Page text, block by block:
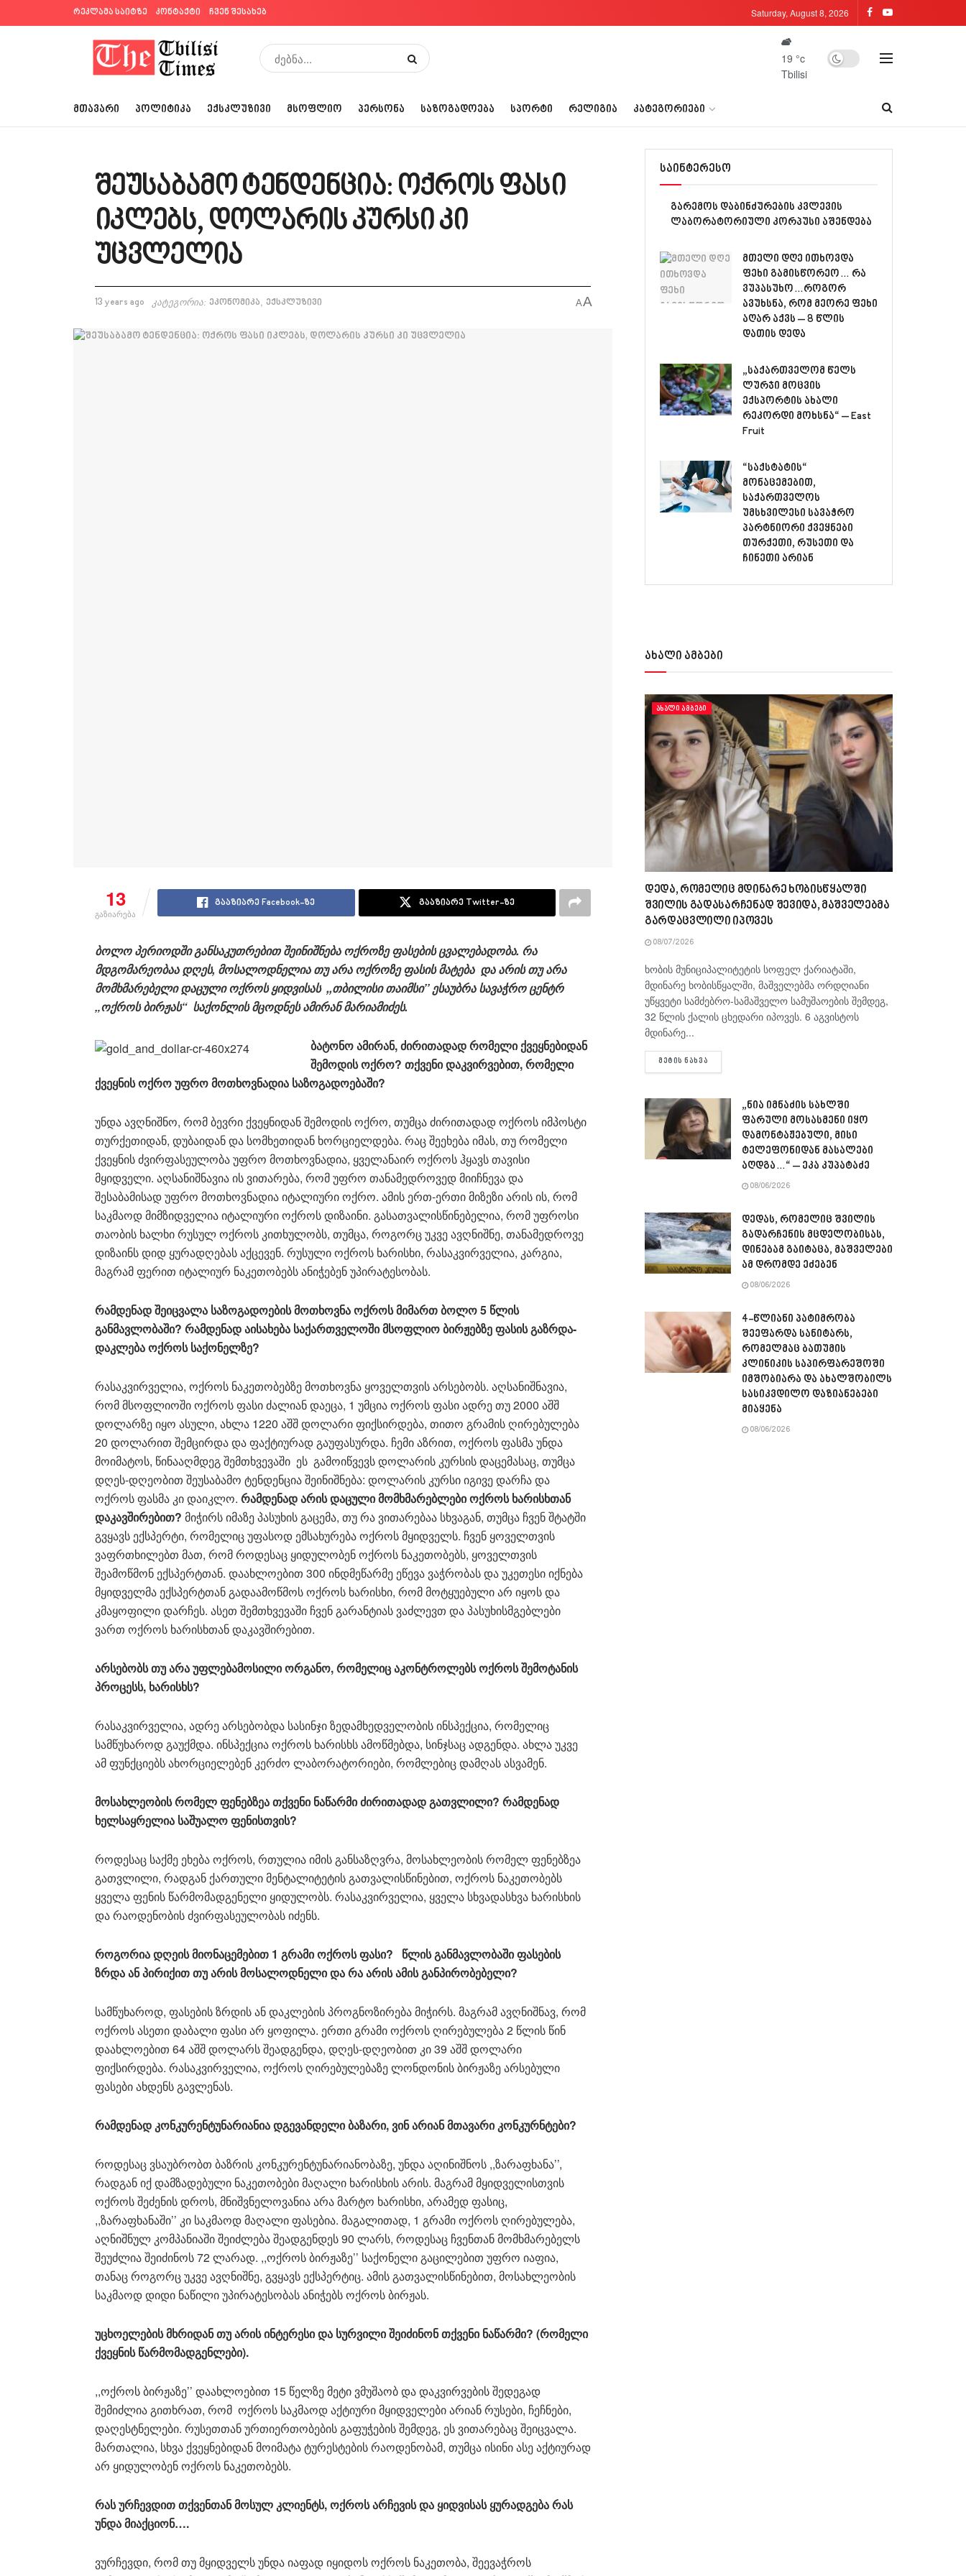
რეკლამა საიტზე კონტაქტი ჩვენ შესახებ Saturday, August 8, 2026
19 °c
Tbilisi
ᲛᲗᲐᲕᲐᲠᲘ ᲞᲝᲚᲘᲢᲘᲙᲐ ᲔᲥᲡᲙᲚᲣᲖᲘᲕᲘ ᲛᲡᲝᲤᲚᲘᲝ ᲞᲔᲠᲡᲝᲜᲐ ᲡᲐᲖᲝᲒᲐᲓᲝᲔᲑᲐ ᲡᲞᲝᲠᲢᲘ ᲠᲔᲚᲘᲒᲘᲐ ᲙᲐᲢᲔᲒᲝᲠᲘᲔᲑᲘ
შეუსაბამო ტენდენცია: ოქროს ფასი
იკლებს, დოლარის კურსი კი
უცვლელია
13 years ago კატეგორია: ეკონომიკა, ექსკლუზივი AA
13
გაზიარება
გააზიარე Facebook-ზე გააზიარე Twitter-ზე
ბოლო პერიოდში განსაკუთრებით შეინიშნება ოქროზე ფასების ცვალებადობა. რა
მდგომარეობაა დღეს, მოსალოდნელია თუ არა ოქროზე ფასის მატება და არის თუ არა
მომხმარებელი დაცული ოქროს ყიდვისას ,,თბილისი თაიმსი’’ ესაუბრა სავაჭრო ცენტრ
„ოქროს ბირჟას“ საქონლის მცოდნეს ამირან მარიამიძეს.
ბატონო ამირან, ძირითადად რომელი ქვეყნებიდან
შემოდის ოქრო? თქვენი დაკვირვებით, რომელი
ქვეყნის ოქრო უფრო მოთხოვნადია საზოგადოებაში?
უნდა ავღნიშნო, რომ ბევრი ქვეყნიდან შემოდის ოქრო, თუმცა ძირითადად ოქროს იმპოსტი
თურქეთიდან, დუბაიდან და სომხეთიდან ხორციელდება. რაც შეეხება იმას, თუ რომელი
ქვეყნის ძვირფასეულობა უფრო მოთხოვნადია, ყველანაირ ოქროს ჰყავს თავისი
მყიდველი. აღსანიშნავია ის ვითარება, რომ უფრო თანამედროვედ მიიჩნევა და
შესაბამისად უფრო მოთხოვნადია იტალიური ოქრო. ამის ერთ-ერთი მიზეზი არის ის, რომ
საკმაოდ მიმზიდველია იტალიური ოქროს დიზაინი. გასათვალისწინებელია, რომ უფროსი
თაობის ხალხი რუსულ ოქროს კითხულობს, თუმცა, როგორც უკვე ავღნიშნე, თანამედროვე
დიზაინს დიდ ყურადღებას აქცევენ. რუსული ოქროს ხარისხი, რასაკვირველია, კარგია,
მაგრამ ფერით იტალიურ ნაკეთობებს ანიჭებენ უპირატესობას.
რამდენად შეიცვალა საზოგადოების მოთხოვნა ოქროს მიმართ ბოლო 5 წლის
განმავლობაში? რამდენად აისახება საქართველოში მსოფლიო ბირჟებზე ფასის გაზრდა-
დაკლება ოქროს საქონელზე?
რასაკვირველია, ოქროს ნაკეთობებზე მოთხოვნა ყოველთვის არსებობს. აღსანიშნავია,
რომ მსოფლიოში ოქროს ფასი ძალიან დაეცა, 1 უმცია ოქროს ფასი ადრე თუ 2000 აშშ
დოლარზე იყო ასული, ახლა 1220 აშშ დოლარი ფიქსირდება, თითო გრამის ღირებულება
20 დოლარით შემცირდა და ფაქტიურად გაუფასურდა. ჩემი აზრით, ოქროს ფასმა უნდა
მოიმატოს, წინააღმდეგ შემთხვევაში ეს გამოიწვევს დოლარის კურსის დაცემასაც, თუმცა
დღეს-დღეობით შეუსაბამო ტენდენცია შეინიშნება: დოლარის კურსი იგივე დარჩა და
ოქროს ფასმა კი დაიკლო. რამდენად არის დაცული მომხმარებლები ოქროს ხარისხთან
დაკავშირებით? მიჭირს იმაზე პასუხის გაცემა, თუ რა ვითარებაა სხვაგან, თუმცა ჩვენ შტატში
გვყავს ექსპერტი, რომელიც უფასოდ ემსახურება ოქროს მყიდველს. ჩვენ ყოველთვის
ვაფრთხილებთ მათ, რომ როდესაც ყიდულობენ ოქროს ნაკეთობებს, ყოველთვის
შეამოწმონ ექსპერტთან. დაახლოებით 300 ინდმეწარმე ეწევა ვაჭრობას და უკეთესი იქნება
მყიდველმა ექსპერტთან გადაამოწმოს ოქროს ხარისხი, რომ მოტყუებული არ იყოს და
კმაყოფილი დარჩეს. ასეთ შემთხვევაში ჩვენ გარანტიას ვაძლევთ და პასუხისმგებლები
ვართ ოქროს ხარისხთან დაკავშირებით.
არსებობს თუ არა უფლებამოსილი ორგანო, რომელიც აკონტროლებს ოქროს შემოტანის
პროცესს, ხარისხს?
რასაკვირველია, ადრე არსებობდა სასინჯი ზედამხედველობის ინსპექცია, რომელიც
სამწუხაროდ გაუქმდა. ინსპექცია ოქროს ხარისხს ამოწმებდა, სინჯსაც ადგენდა. ახლა უკვე
ამ ფუნქციებს ახორციელებენ კერძო ლაბორატორიები, რომლებიც დამღას ასვამენ.
მოსახლეობის რომელ ფენებზეა თქვენი ნაწარმი ძირითადად გათვლილი? რამდენად
ხელსაყრელია საშუალო ფენისთვის?
როდესაც საქმე ეხება ოქროს, რთულია იმის განსაზღვრა, მოსახლეობის რომელ ფენებზეა
გათვლილი, რადგან ქართული მენტალიტეტის გათვალისწინებით, ოქროს ნაკეთობებს
ყველა ფენის წარმომადგენელი ყიდულობს. რასაკვირველია, ყველა სხვადასხვა ხარისხის
და რაოდენობის ძვირფასეულობას იძენს.
როგორია დღეის მიონაცემებით 1 გრამი ოქროს ფასი? წლის განმავლობაში ფასების
ზრდა ან პირიქით თუ არის მოსალოდნელი და რა არის ამის განპირობებელი?
სამწუხაროდ, ფასების ზრდის ან დაკლების პროგნოზირება მიჭირს. მაგრამ ავღნიშნავ, რომ
ოქროს ასეთი დაბალი ფასი არ ყოფილა. ერთი გრამი ოქროს ღირებულება 2 წლის წინ
დაახლოებით 64 აშშ დოლარს შეადგენდა, დღეს-დღეობით კი 39 აშშ დოლარი
ფიქსირდება. რასაკვირველია, ოქროს ღირებულებაზე ლონდონის ბირჟაზე არსებული
ფასები ახდენს გავლენას.
რამდენად კონკურენტუნარიანია დგევანდელი ბაზარი, ვინ არიან მთავარი კონკურნტები?
როდესაც ვსაუბრობთ ბაზრის კონკურენტუნარიანობაზე, უნდა აღინიშნოს ,,ზარაფხანა’’,
რადგან იქ დამზადებული ნაკეთობები მაღალი ხარისხის არის. მაგრამ მყიდველისთვის
ოქროს შეძენის დროს, მნიშვნელოვანია არა მარტო ხარისხი, არამედ ფასიც,
,,ზარაფხანაში’’ კი საკმაოდ მაღალი ფასებია. მაგალითად, 1 გრამი ოქროს ღირებულება,
აღნიშნულ კომპანიაში შეიძლება შეადგენდეს 90 ლარს, როდესაც ჩვენთან მომხმარებელს
შეუძლია შეიძინოს 72 ლარად. ,,ოქროს ბირჟაზე’’ საქონელი გაცილებით უფრო იაფია,
თანაც როგორც უკვე ავღნიშნე, გვყავს ექსპერტიც. ამის გათვალისწინებით, მოსახლეობის
საკმაოდ დიდი ნაწილი უპირატესობას ანიჭებს ოქროს ბირჟას.
უცხოელების მხრიდან თუ არის ინტერესი და სურვილი შეიძინონ თქვენი ნაწარმი? (რომელი
ქვეყნის წარმომადგენლები).
,,ოქროს ბირჟაზე’’ დაახლოებით 15 წელზე მეტი ვმუშაობ და დაკვირვების შედეგად
შემიძლია გითხრათ, რომ ოქროს საკმაოდ აქტიური მყიდველები არიან რუსები, ჩეჩნები,
დაღესტნელები. რუსეთთან ურთიერთობების გაფუჭების შემდეგ, ეს ვითარებაც შეიცვალა.
მართალია, სხვა ქვეყნებიდან მოიმატა ტურესტების რაოდენობამ, თუმცა ისინი ასე აქტიურად
არ ყიდულობენ ოქროს ნაკეთობებს.
რას ურჩევდით თქვენთან მოსულ კლიენტს, ოქროს არჩევის და ყიდვისას ყურადგება რას
უნდა მიაქციონ….
ვურჩევდი, რომ თუ მყიდველს უნდა იაფად იყიდოს ოქროს ნაკეთობა, შეევაჭროს
საინტერესო
გარემოს დაბინძურების კვლევის
ლაბორატორიული კორპუსი აშენდება
მთელი დღე ითხოვდა
ფეხი გამისწორეო… რა
ვუპასუხო…როგორ
ავუხსნა, რომ მეორე ფეხი
აღარ აქვს – 8 წლის
დათის დედა
„საქართველომ წელს
ლურჯი მოცვის
ექსპორტის ახალი
რეკორდი მოხსნა“ – East
Fruit
“საქსტატის“
მონაცემებით,
საქართველოს
უმსხვილესი სავაჭრო
პარტნიორი ქვეყნები
თურქეთი, რუსეთი და
ჩინეთი არიან
ახალი ამბები
ᲐᲮᲐᲚᲘ ᲐᲛᲑᲔᲑᲘ
დედა, რომელიც მდინარე ხობისწყალში
შვილის გადასარჩენად შევიდა, მაშველებმა
გარდაცვლილი იპოვეს
08/07/2026
ხობის მუნიციპალიტეტის სოფელ ქარიატაში,
მდინარე ხობისწყალში, მაშველებმა ორდღიანი
უწყვეტი სამძებრო-სამაშველო სამუშაოების შემდეგ,
32 წლის ქალის ცხედარი იპოვეს. 6 აგვისტოს
მდინარე...
ᲛᲔᲢᲘᲡ ᲜᲐᲮᲕᲐ
„ნია იმნაძის სახლში
ფარული მოსასმენი იყო
დამონტაჟებული, მისი
ტელეფონიდან მასალები
აღდგა…“ – ეკა კუპატაძე
08/06/2026
დედას, რომელიც შვილის
გადარჩენის მცდელობისას,
დინებამ გაიტაცა, მაშველები
ამ დრომდე ეძებენ
08/06/2026
4-წლიანი პატიმრობა
შეეფარდა სანიტარს,
რომელმაც ბათუმის
კლინიკის საპირფარეშოში
იმშობიარა და ახალშობილს
სასიკვდილო დაზიანებები
მიაყენა
08/06/2026